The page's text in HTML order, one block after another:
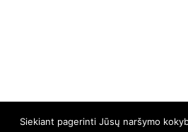
Siekiant pagerinti Jūsų naršymo